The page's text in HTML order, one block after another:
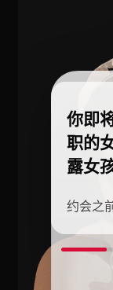
你即
职的
露女
约会之